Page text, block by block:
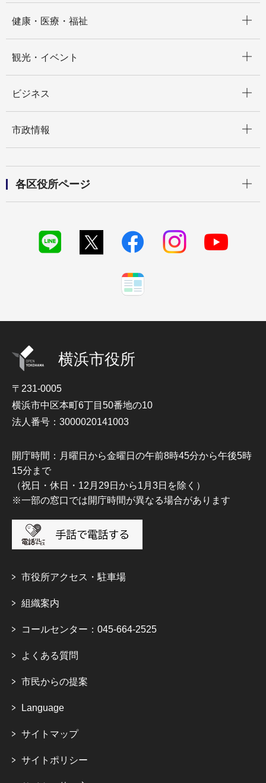
健康・医療・福祉
観光・イベント
ビジネス
市政情報
各区役所ページ
横浜市役所
〒231-0005
横浜市中区本町6丁目50番地の10
法人番号：3000020141003
開庁時間：月曜日から金曜日の午前8時45分から午後5時
15分まで
（祝日・休日・12月29日から1月3日を除く）
※一部の窓口では開庁時間が異なる場合があります
市役所アクセス・駐車場
組織案内
コールセンター：045-664-2525
よくある質問
市民からの提案
Language
サイトマップ
サイトポリシー